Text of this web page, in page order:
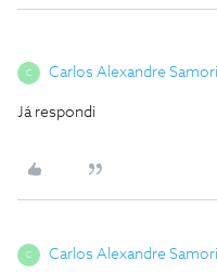
C Carlos Alexandre
Já respondi
C Carlos Alexandre